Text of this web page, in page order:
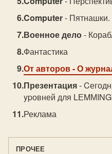
Computer- Пятнашки.
Военное дело-
Фантастика
От авторов- О
Презентация-
ypовней для
Реклама
ПРОЧЕЕ